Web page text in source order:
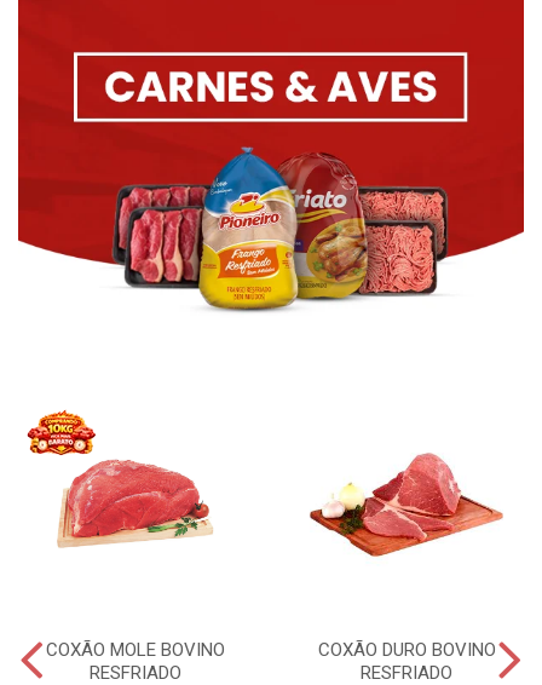
COXÃO MOLE BOVINO
RESFRIADO
COXÃO DURO BOVINO
RESFRIADO